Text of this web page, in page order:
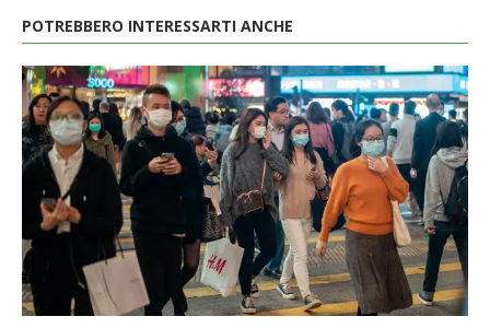
POTREBBERO INTERESSARTI ANCHE